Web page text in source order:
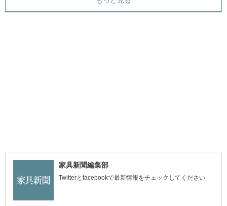
家具新聞編集部
Twitterとfacebookで最新情報をチェックしてください